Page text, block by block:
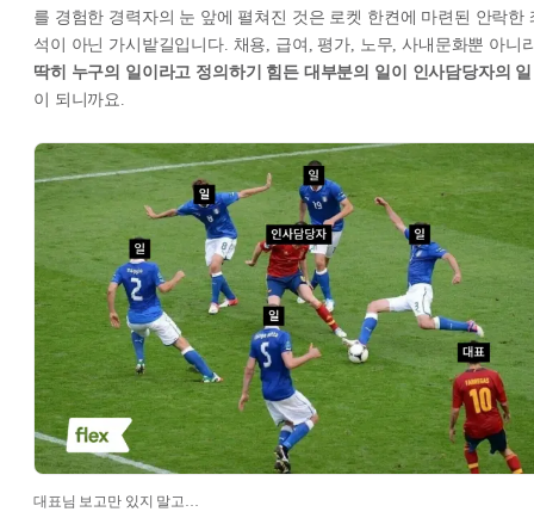
를 경험한 경력자의 눈 앞에 펼쳐진 것은 로켓 한켠에 마련된 안락한
석이 아닌 가시밭길입니다. 채용, 급여, 평가, 노무, 사내문화뿐 아니
딱히 누구의 일이라고 정의하기 힘든 대부분의 일이 인사담당자의 일
이 되니까요.
대표님 보고만 있지 말고…